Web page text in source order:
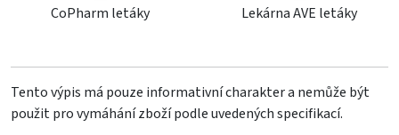
CoPharm letáky Lekárna AVE letáky
Tento výpis má pouze informativní charakter a nemůže být
použit pro vymáhání zboží podle uvedených specifikací.